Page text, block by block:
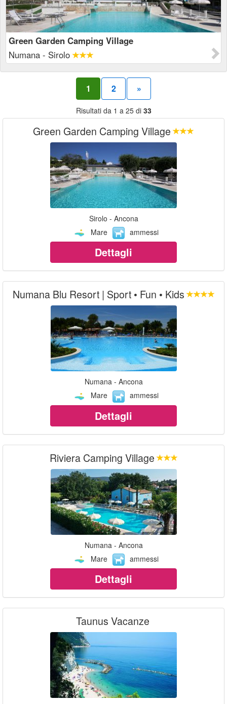
Green Garden Camping Village
Numana - Sirolo
1 2 »
Risultati da 1 a 25 di 33
Green Garden Camping Village
Sirolo - Ancona
Mare
ammessi
Dettagli
Numana Blu Resort | Sport • Fun • Kids
Numana - Ancona
Mare
ammessi
Dettagli
Riviera Camping Village
Numana - Ancona
Mare
ammessi
Dettagli
Taunus Vacanze